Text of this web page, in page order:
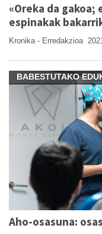
«Oreka da gakoa;
espinakak
Kronika - Erredakzioa
BABESTUTAKO
Aho-osasuna: